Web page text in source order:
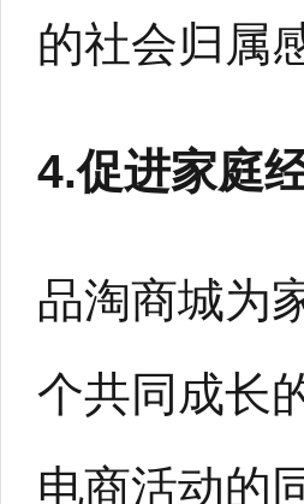
的社会归属
4.促进家庭
品淘商城为
个共同成长
电商活动的